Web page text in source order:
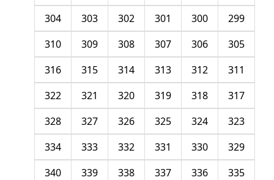
299
300
301
302
303
304
305
306
307
308
309
310
311
312
313
314
315
316
317
318
319
320
321
322
323
324
325
326
327
328
329
330
331
332
333
334
335
336
337
338
339
340